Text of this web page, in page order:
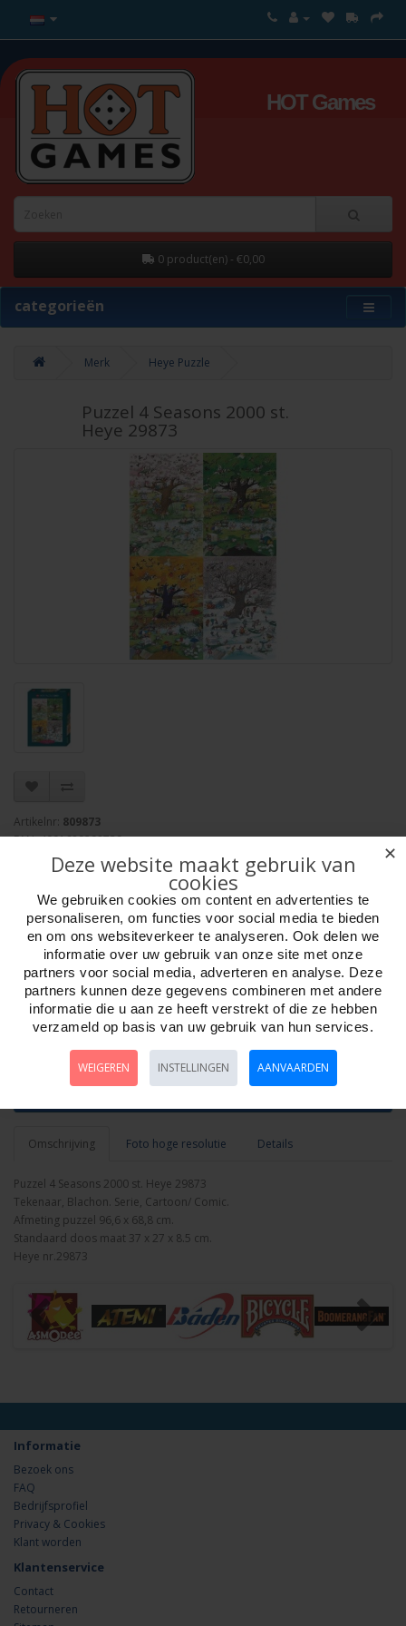
HOT Games
0 product(en) - €0,00
categorieën
Merk Heye Puzzle
Puzzel 4 Seasons 2000 st.
Heye 29873
Artikelnr: 809873
EAN: 4001689298739
Verpakkingseenheid: 6
Minimum afname: 1
Merk:Heye Puzzle
Aantal
Omschrijving Foto hoge resolutie Details
Puzzel 4 Seasons 2000 st. Heye 29873
Tekenaar, Blachon. Serie, Cartoon/ Comic.
Afmeting puzzel 96,6 x 68,8 cm.
Standaard doos maat 37 x 27 x 8.5 cm.
Heye nr.29873
Informatie
Bezoek ons
FAQ
Bedrijfsprofiel
Privacy & Cookies
Klant worden
Klantenservice
Contact
Retourneren
✕
Deze website maakt gebruik van
cookies
We gebruiken cookies om content en advertenties te
personaliseren, om functies voor social media te bieden
en om ons websiteverkeer te analyseren. Ook delen we
informatie over uw gebruik van onze site met onze
partners voor social media, adverteren en analyse. Deze
partners kunnen deze gegevens combineren met andere
informatie die u aan ze heeft verstrekt of die ze hebben
verzameld op basis van uw gebruik van hun services.
WEIGEREN INSTELLINGEN AANVAARDEN